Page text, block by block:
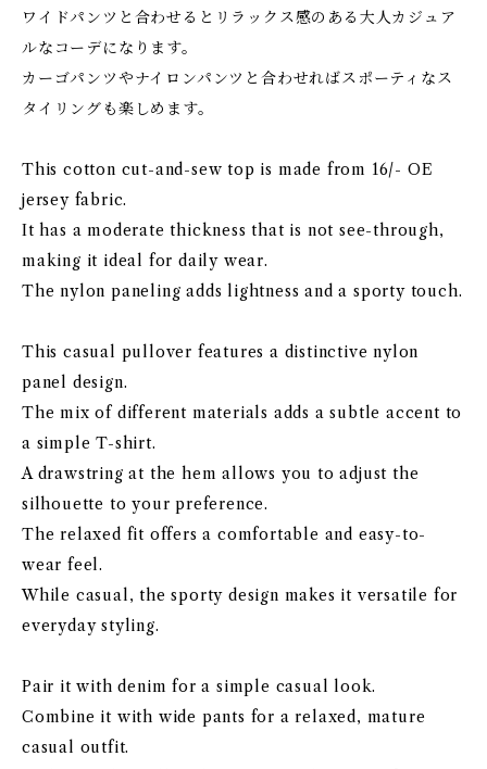
ワイドパンツと合わせるとリラックス感のある大人カジュア
ルなコーデになります。
カーゴパンツやナイロンパンツと合わせればスポーティなス
タイリングも楽しめます。
This cotton cut-and-sew top is made from 16/- OE
jersey fabric.
It has a moderate thickness that is not see-through,
making it ideal for daily wear.
The nylon paneling adds lightness and a sporty touch.
This casual pullover features a distinctive nylon
panel design.
The mix of different materials adds a subtle accent to
a simple T-shirt.
A drawstring at the hem allows you to adjust the
silhouette to your preference.
The relaxed fit offers a comfortable and easy-to-
wear feel.
While casual, the sporty design makes it versatile for
everyday styling.
Pair it with denim for a simple casual look.
Combine it with wide pants for a relaxed, mature
casual outfit.